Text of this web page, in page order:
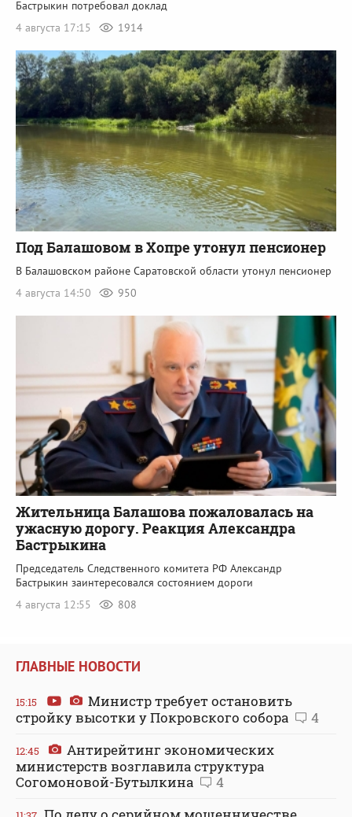
Бастрыкин потребовал доклад
4 августа 17:15
1914
Под Балашовом в Хопре утонул пенсионер
В Балашовском районе Саратовской области утонул пенсионер
4 августа 14:50
950
Жительница Балашова пожаловалась на
ужасную дорогу. Реакция Александра
Бастрыкина
Председатель Следственного комитета РФ Александр
Бастрыкин заинтересовался состоянием дороги
4 августа 12:55
808
ГЛАВНЫЕ НОВОСТИ
15:15
Министр требует остановить
стройку высотки у Покровского собора
4
12:45
Антирейтинг экономических
министерств возглавила структура
Согомоновой-Бутылкина
4